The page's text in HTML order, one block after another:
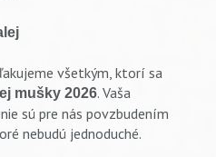
všetkým, ktorí sa
mušky 2026. Vaša
sú pre nás povzbudením
nebudú jednoduché.